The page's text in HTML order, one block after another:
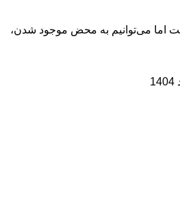
اما می‌توانیم به محض موجود شدن،